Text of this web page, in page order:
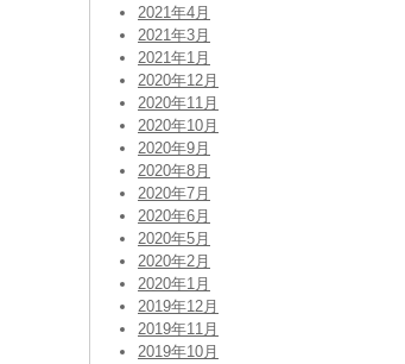
2021年4月
2021年3月
2021年1月
2020年12月
2020年11月
2020年10月
2020年9月
2020年8月
2020年7月
2020年6月
2020年5月
2020年2月
2020年1月
2019年12月
2019年11月
2019年10月